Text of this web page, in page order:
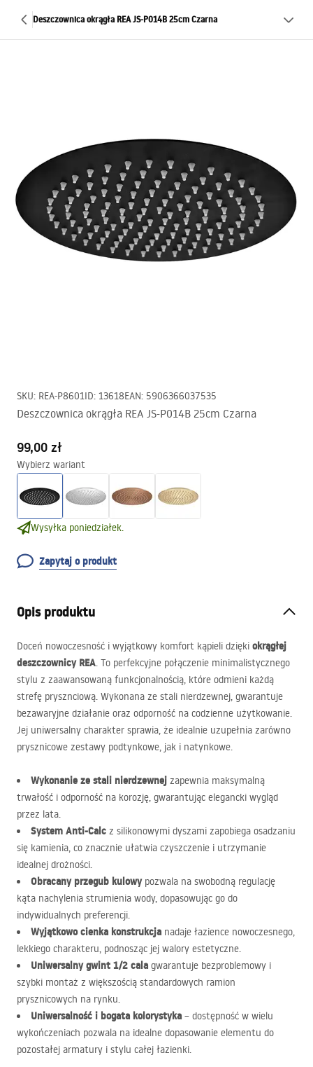
Deszczownica okrągła REA JS-P014B 25cm Czarna
SKU: REA-P8601ID: 13618EAN: 5906366037535
Deszczownica okrągła REA JS-P014B 25cm Czarna
99,00 zł
Wybierz wariant
Wysyłka poniedziałek.
Zapytaj o produkt
Opis produktu
Doceń nowoczesność i wyjątkowy komfort kąpieli dzięki okrągłej
deszczownicy REA. To perfekcyjne połączenie minimalistycznego
stylu z zaawansowaną funkcjonalnością, które odmieni każdą
strefę prysznciową. Wykonana ze stali nierdzewnej, gwarantuje
bezawaryjne działanie oraz odporność na codzienne użytkowanie.
Jej uniwersalny charakter sprawia, że idealnie uzupełnia zarówno
prysznicowe zestawy podtynkowe, jak i natynkowe.
Wykonanie ze stali nierdzewnej zapewnia maksymalną
trwałość i odporność na korozję, gwarantując elegancki wygląd
przez lata.
System Anti-Calc z silikonowymi dyszami zapobiega osadzaniu
się kamienia, co znacznie ułatwia czyszczenie i utrzymanie
idealnej drożności.
Obracany przegub kulowypozwala na swobodną regulację
kąta nachylenia strumienia wody, dopasowując go do
indywidualnych preferencji.
Wyjątkowo cienka konstrukcja nadaje łazience nowoczesnego,
lekkiego charakteru, podnosząc jej walory estetyczne.
Uniwersalny gwint 1/2 cala gwarantuje bezproblemowy i
szybki montaż z większością standardowych ramion
prysznicowych na rynku.
Uniwersalność i bogata kolorystyka – dostępność w wielu
wykończeniach pozwala na idealne dopasowanie elementu do
pozostałej armatury i stylu całej łazienki.